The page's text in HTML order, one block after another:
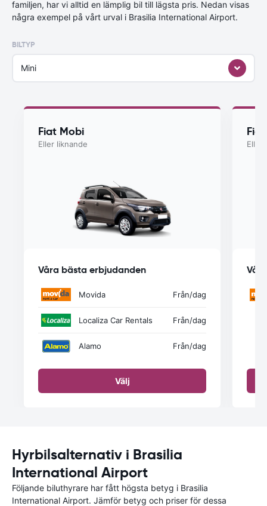
familjen, har vi alltid en lämplig bil till lägsta pris. Nedan visas
några exempel på vårt urval i Brasilia International Airport.
BILTYP
Mini
Fiat Mobi
Eller liknande
Våra bästa erbjudanden
Movida Från/dag
Localiza Car Rentals Från/dag
Alamo Från/dag
Välj
Eller
Hyrbilsalternativ i Brasilia
International Airport
Följande biluthyrare har fått högsta betyg i Brasilia
International Airport. Jämför betyg och priser för dessa